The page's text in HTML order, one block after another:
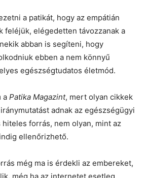
a patikát, hogy az empátián
feléjük, elégedetten távozzanak a
abban is segíteni, hogy
ebben a nem könnyű
egészségtudatos életmód.
a Patika Magazint, mert olyan cikkek
adnak az egészségügyi
forrás, nem olyan, mint az
ellenőrizhető.
még ma is érdekli az embereket,